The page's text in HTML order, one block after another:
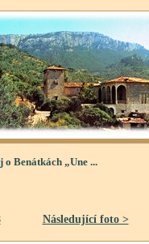
o Benátkách „Une ...
Následující foto >